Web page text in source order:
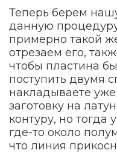
Теперь берем
данную
примерно такой
отрезаем его,
чтобы пластина
поступить двумя
накладываете
заготовку на
контуру, но тогда
где-то около
что линия